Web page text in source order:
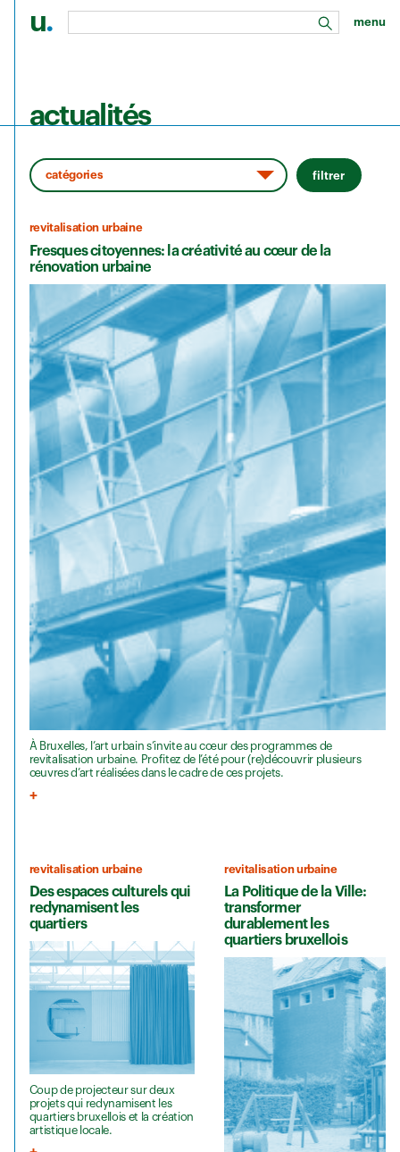
u. rechercher
menu
actualités
filtrer
revitalisation urbaine
Fresques citoyennes: la créativité au cœur de la
rénovation urbaine
À Bruxelles, l’art urbain s’invite au cœur des programmes de
revitalisation urbaine. Profitez de l’été pour (re)découvrir plusieurs
œuvres d’art réalisées dans le cadre de ces projets.
revitalisation urbaine
Des espaces culturels qui
redynamisent les
quartiers
Coup de projecteur sur deux
projets qui redynamisent les
quartiers bruxellois et la création
artistique locale.
revitalisation urbaine
La Politique de la Ville:
transformer
durablement les
quartiers bruxellois